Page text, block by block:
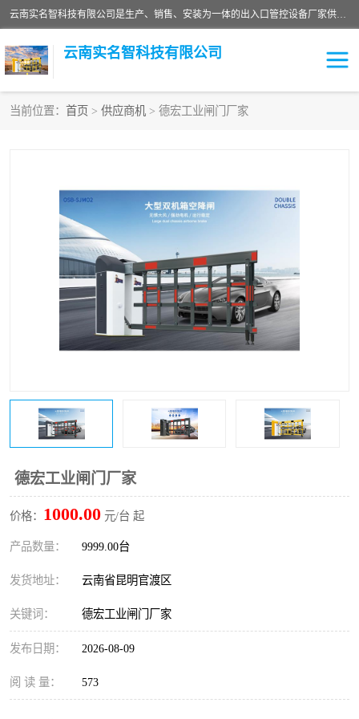
云南实名智科技有限公司是生产、销售、安装为一体的出入口管控设备厂家供应商。主营:电动伸缩门、道闸、广告道闸、重型空降闸、车牌识别、门禁通道、升降柱、岗亭、旗杆等智能设备。主营产品: 电动伸缩门,道闸门禁,车牌识别 生产、销售、安装为一体的出入口管控设备厂家源头供应商。
云南实名智科技有限公司
当前位置： 首页 > 供应商机 > 德宏工业闸门厂家
德宏工业闸门厂家
价格： 1000.00 元/台 起
产品数量： 9999.00台
发货地址： 云南省昆明官渡区
关键词： 德宏工业闸门厂家
发布日期： 2026-08-09
阅 读 量： 573
升降门系列 通道闸系列
小门系列 伸缩门